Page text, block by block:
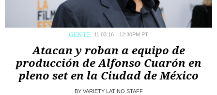
GENTE 11.03.16 | 12:30PM PT
Atacan y roban a equipo de
producción de Alfonso Cuarón en
pleno set en la Ciudad de México
BY VARIETY LATINO STAFF